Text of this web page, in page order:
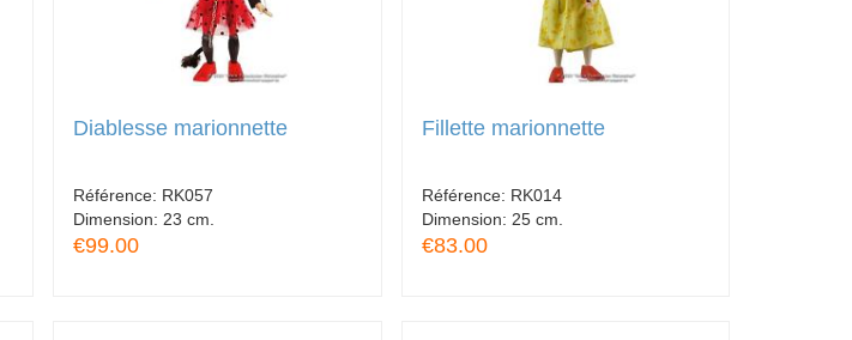
Diablesse marionnette
Référence: RK057
Dimension: 23 cm.
€99.00
Fillette marionnette
Référence: RK014
Dimension: 25 cm.
€83.00